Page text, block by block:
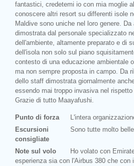
fantastici, credetemi io con mia moglie
conoscere altri resort su differenti isole
Maldive sono uniche nel loro genere.
dimostrata dal personale specializzato
dell'ambiente, altamente preparato e di
dell'isola non solo sul piano
contesto di una educazione ambientale
ma non sempre proposta in campo. Da
dello staff dimostrata giornalmente
essendo mai troppo invasiva nel
Grazie di tutto Maayafushi.
Punto di forza
L'intera
Escursioni
consigliate
Sono tutte molto
Note sul volo
Ho volato con
esperienza sia con l'Airbus 380 che con